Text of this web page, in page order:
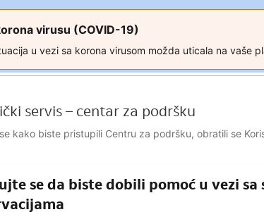
virusu (COVID-19)
u vezi sa korona virusom možda uticala na
servis – centar za podršku
kako biste pristupili Centru za podršku, obratili se
se da biste dobili pomoć u vezi sa